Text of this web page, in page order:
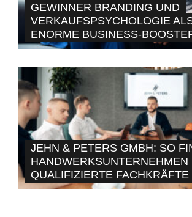
GEWINNER BRANDING UND
VERKAUFSPSYCHOLOGIE
ENORME BUSINESS-
JEHN & PETERS GMBH: SO
HANDWERKSUNTERNEHMEN
QUALIFIZIERTE FACHKRÄFTE